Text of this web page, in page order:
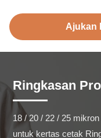
Ajukan
Ringkasan
18 / 20 / 22 / 25
untuk kertas cetak